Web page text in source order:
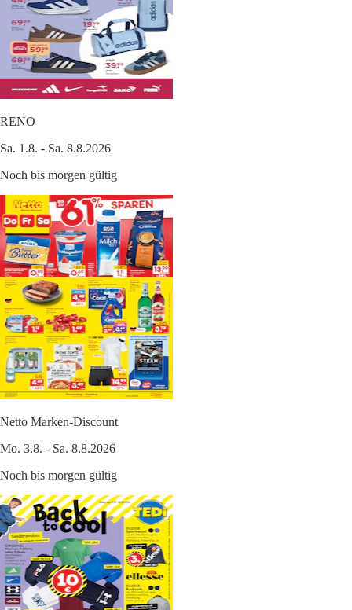
RENO
Sa. 1.8. - Sa. 8.8.2026
Noch bis morgen gültig
Netto Marken-Discount
Mo. 3.8. - Sa. 8.8.2026
Noch bis morgen gültig